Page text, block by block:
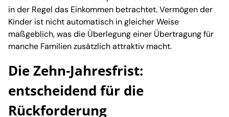
in der Regel das Einkommen betrachtet. Vermögen der
Kinder ist nicht automatisch in gleicher Weise
maßgeblich, was die Überlegung einer Übertragung für
manche Familien zusätzlich attraktiv macht.
Die Zehn-Jahresfrist:
entscheidend für die
Rückforderung